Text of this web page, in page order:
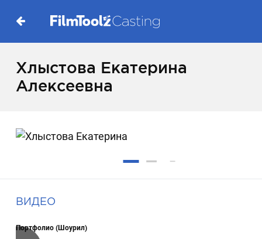
Хлыстова Екатерина
Алексеевна
ВИДЕО
Портфолио (Шоурил)